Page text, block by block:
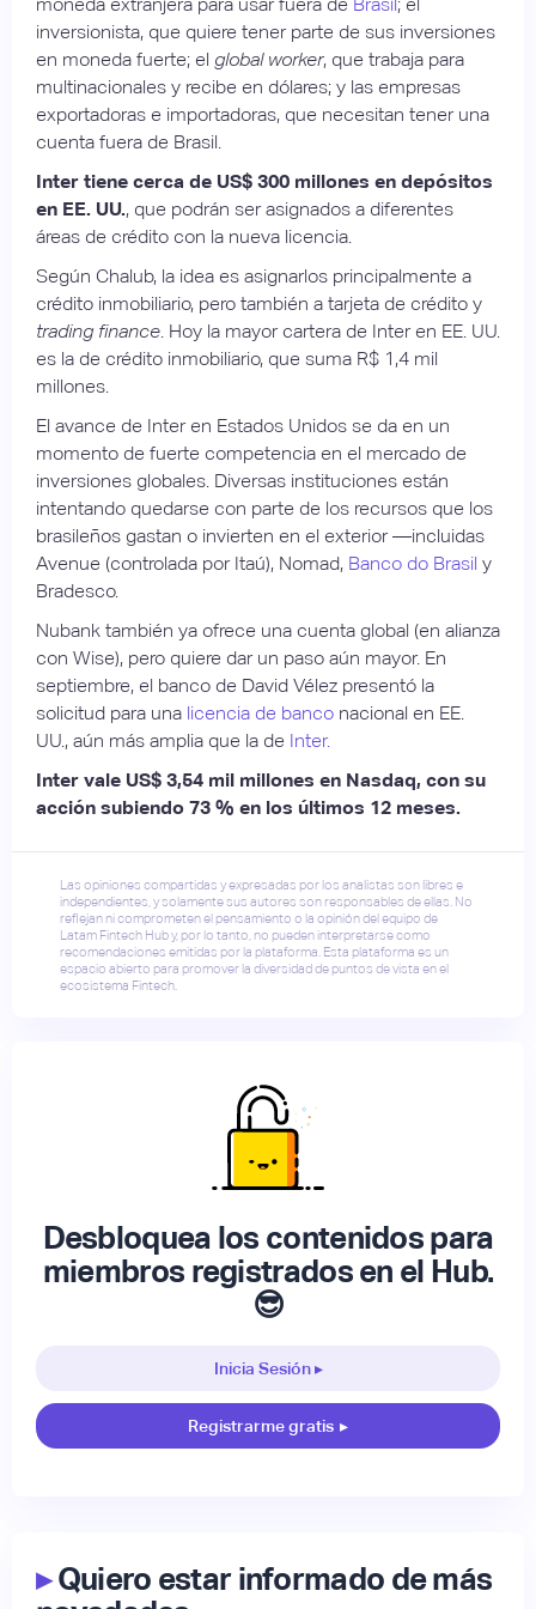
inversionista, que quiere tener parte de sus inversiones
en moneda fuerte; el global worker, que trabaja para
multinacionales y recibe en dólares; y las empresas
exportadoras e importadoras, que necesitan tener una
cuenta fuera de Brasil.
Inter tiene cerca de US$ 300 millones en depósitos
en EE. UU., que podrán ser asignados a diferentes
áreas de crédito con la nueva licencia.
Según Chalub, la idea es asignarlos principalmente a
crédito inmobiliario, pero también a tarjeta de crédito y
trading finance . Hoy la mayor cartera de Inter en EE. UU.
es la de crédito inmobiliario, que suma R$ 1,4 mil
millones.
El avance de Inter en Estados Unidos se da en un
momento de fuerte competencia en el mercado de
inversiones globales. Diversas instituciones están
intentando quedarse con parte de los recursos que los
brasileños gastan o invierten en el exterior —incluidas
Avenue (controlada por Itaú), Nomad, Banco do Brasil y
Bradesco.
Nubank también ya ofrece una cuenta global (en alianza
con Wise), pero quiere dar un paso aún mayor. En
septiembre, el banco de David Vélez presentó la
solicitud para una licencia de banco nacional en EE.
UU., aún más amplia que la de Inter.
Inter vale US$ 3,54 mil millones en Nasdaq, con su
acción subiendo 73 % en los últimos 12 meses.
Las opiniones compartidas y expresadas por los analistas son libres e
independientes, y solamente sus autores son responsables de ellas. No
reflejan ni comprometen el pensamiento o la opinión del equipo de
Latam Fintech Hub y, por lo tanto, no pueden interpretarse como
recomendaciones emitidas por la plataforma. Esta plataforma es un
espacio abierto para promover la diversidad de puntos de vista en el
ecosistema Fintech.
Desbloquea los contenidos para
miembros registrados en el Hub.
😎
Inicia Sesión ▸
Registrarme gratis ▸
▸Quiero estar informado de más